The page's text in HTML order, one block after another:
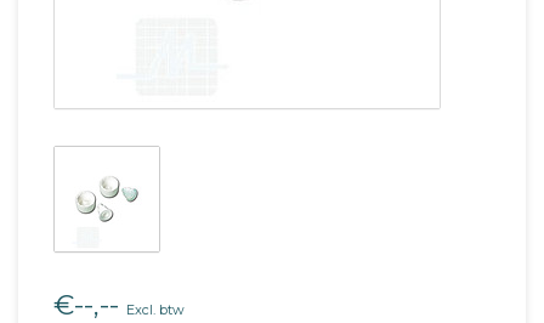
€--,-- Excl. btw